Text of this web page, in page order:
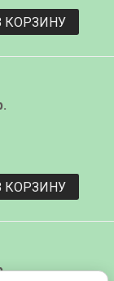
КОРЗИНУ
КОРЗИНУ